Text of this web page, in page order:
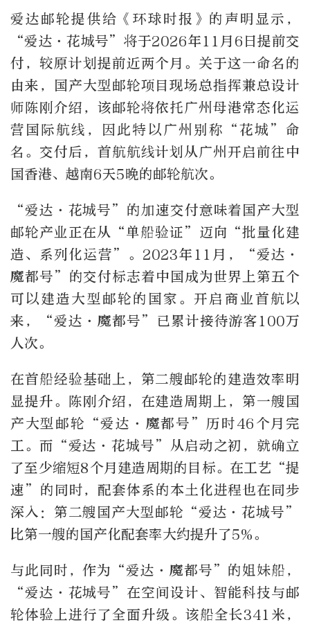
爱达邮轮提供给《环球时报》的声明显示，
“爱达·花城号”将于2026年11月6日提前交
付，较原计划提前近两个月。关于这一命名的
由来，国产大型邮轮项目现场总指挥兼总设计
师陈刚介绍，该邮轮将依托广州母港常态化运
营国际航线，因此特以广州别称“花城”命
名。交付后，首航航线计划从广州开启前往中
国香港、越南6天5晚的邮轮航次。
“爱达·花城号”的加速交付意味着国产大型
邮轮产业正在从“单船验证”迈向“批量化建
造、系列化运营”。2023年11月，“爱达·
魔都号”的交付标志着中国成为世界上第五个
可以建造大型邮轮的国家。开启商业首航以
来，“爱达·魔都号”已累计接待游客100万
人次。
在首船经验基础上，第二艘邮轮的建造效率明
显提升。陈刚介绍，在建造周期上，第一艘国
产大型邮轮“爱达·魔都号”历时46个月完
工。而“爱达·花城号”从启动之初，就确立
了至少缩短8个月建造周期的目标。在工艺“提
速”的同时，配套体系的本土化进程也在同步
深入：第二艘国产大型邮轮“爱达·花城号”
比第一艘的国产化配套率大约提升了5%。
与此同时，作为“爱达·魔都号”的姐妹船，
“爱达·花城号”在空间设计、智能科技与邮
轮体验上进行了全面升级。该船全长341米，